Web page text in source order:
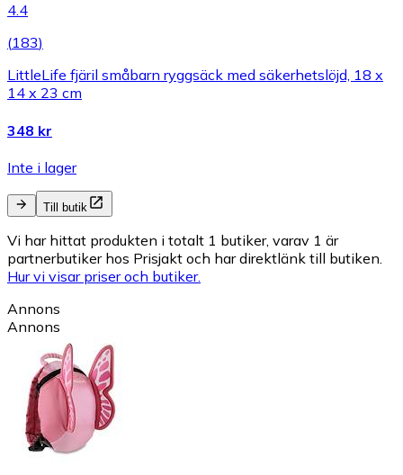
4.4
(183)
LittleLife fjäril småbarn ryggsäck med säkerhetslöjd, 18 x
14 x 23 cm
348 kr
Inte i lager
Till butik
Vi har hittat produkten i totalt 1 butiker, varav 1 är
partnerbutiker hos Prisjakt och har direktlänk till butiken.
Hur vi visar priser och butiker.
Annons
Annons